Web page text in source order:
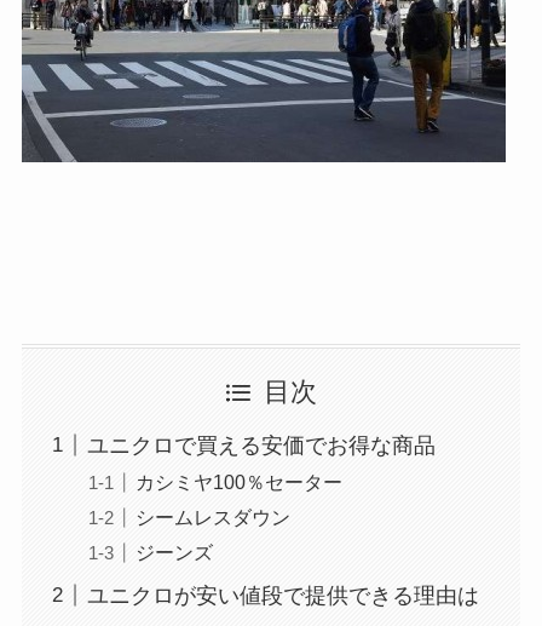
目次
ユニクロで買える安価でお得な商品
カシミヤ100％セーター
シームレスダウン
ジーンズ
ユニクロが安い値段で提供できる理由は